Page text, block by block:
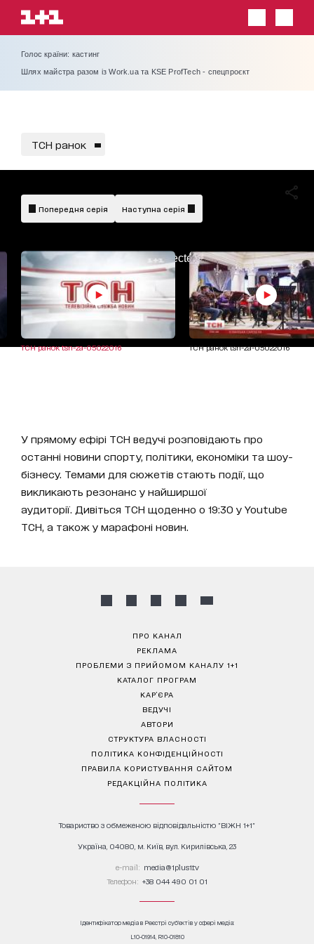
Голос країни: кастинг
Шлях майстра разом із Work.ua та KSE ProfTech - спецпроєкт
ТСН ранок
AdBlockDetected!
Попередня серія Наступна серія
ТСН ранок tsn-za-05022016 ТСН ранок tsn-za-05022016
У прямому ефірі ТСН ведучі розповідають про
останні новини спорту, політики, економіки та шоу-
бізнесу. Темами для сюжетів стають події, що
викликають резонанс у найширшої
аудиторії. Дивіться ТСН щоденно о 19:30 у Youtube
ТСН, а також у марафоні новин.
ПРО КАНАЛ
РЕКЛАМА
ПРОБЛЕМИ З ПРИЙОМОМ КАНАЛУ 1+1
КАТАЛОГ ПРОГРАМ
КАР’ЄРА
ВЕДУЧІ
АВТОРИ
СТРУКТУРА ВЛАСНОСТІ
ПОЛІТИКА КОНФІДЕНЦІЙНОСТІ
ПРАВИЛА КОРИСТУВАННЯ САЙТОМ
РЕДАКЦІЙНА ПОЛІТИКА
Товариство з обмеженою відповідальністю "ВІЖН 1+1"
Україна, 04080, м. Київ, вул. Кирилівська, 23
е-mail: media@1plus1.tv
Телефон: +38 044 490 01 01
Ідентифікатор медіа в Реєстрі суб’єктів у сфері медіа:
L10-01914, R10-01810